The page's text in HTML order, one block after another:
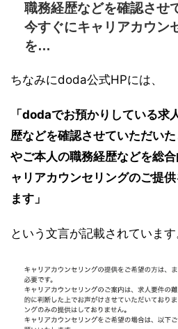
職務経歴などを確認させ
今すぐにキャリアカウン
を…
ちなみにdoda公式HPには、
「dodaでお預かりしている求
歴などを確認させていただい
やご本人の職務経歴などを総
ャリアカウンセリングのご提
ます」
という文言が記載されています